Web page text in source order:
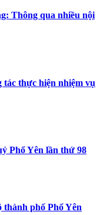
Thông qua nhiều nội
tác thực hiện nhiệm vụ
Phổ Yên lần thứ 98
phố Phổ Yên